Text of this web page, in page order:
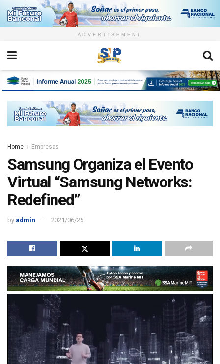
ADVERTISEMENT
Home Empresas
Samsung Organiza el Evento
Virtual “Samsung Networks:
Redefined”
by admin 2021/06/25